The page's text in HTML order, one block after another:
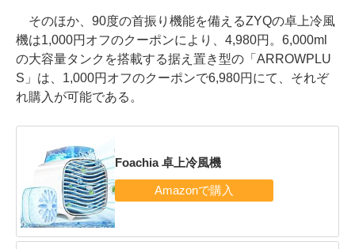
そのほか、90度の首振り機能を備えるZYQの卓上冷風
機は1,000円オフのクーポンにより、4,980円。6,000ml
の大容量タンクを搭載する据え置き型の「ARROWPLU
S」は、1,000円オフのクーポンで6,980円にて、それぞ
れ購入が可能である。
Foachia 卓上冷風機